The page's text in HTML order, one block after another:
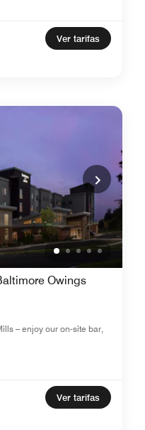
Ver tarifas
Owings
– enjoy our on-site bar,
Ver tarifas